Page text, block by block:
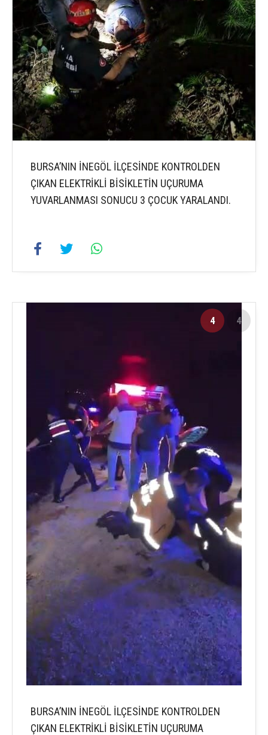
BURSA’NIN İNEGÖL İLÇESİNDE KONTROLDEN
ÇIKAN ELEKTRİKLİ BİSİKLETİN UÇURUMA
YUVARLANMASI SONUCU 3 ÇOCUK YARALANDI.
4 4
BURSA’NIN İNEGÖL İLÇESİNDE KONTROLDEN
ÇIKAN ELEKTRİKLİ BİSİKLETİN UÇURUMA